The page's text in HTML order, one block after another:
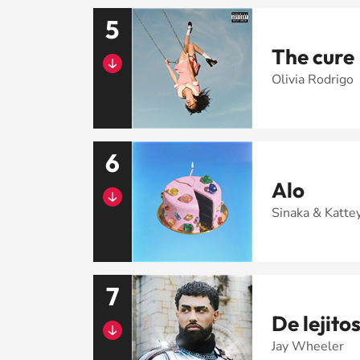
5
The cure
Olivia Rodrigo
6
Alo
Sinaka &
7
De lejitos
Jay Wheeler